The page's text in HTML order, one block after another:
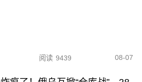
阅读 9439 08-07